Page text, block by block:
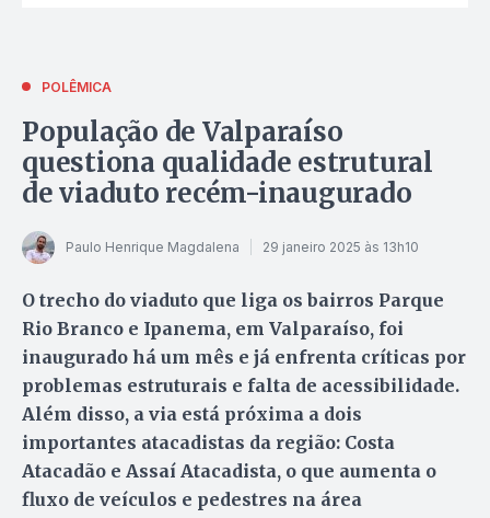
POLÊMICA
População de Valparaíso
questiona qualidade estrutural
de viaduto recém-inaugurado
Paulo Henrique Magdalena 29 janeiro 2025 às 13h10
O trecho do viaduto que liga os bairros Parque
Rio Branco e Ipanema, em Valparaíso, foi
inaugurado há um mês e já enfrenta críticas por
problemas estruturais e falta de acessibilidade.
Além disso, a via está próxima a dois
importantes atacadistas da região: Costa
Atacadão e Assaí Atacadista, o que aumenta o
fluxo de veículos e pedestres na área